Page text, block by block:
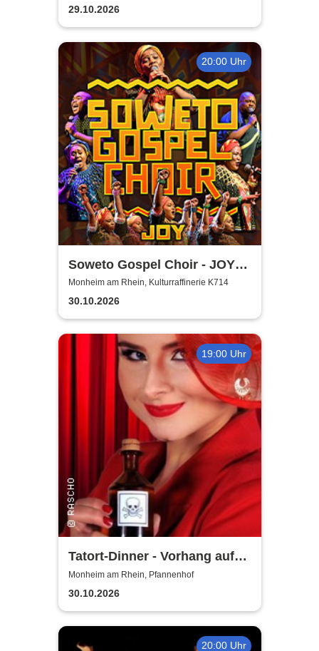
29.10.2026
20:00 Uhr
Soweto Gospel Choir - JOY!
(Zulu: Injabulo)
Monheim am Rhein, Kulturraffinerie K714
30.10.2026
19:00 Uhr
Tatort-Dinner - Vorhang auf
für Mord
Monheim am Rhein, Pfannenhof
30.10.2026
20:00 Uhr